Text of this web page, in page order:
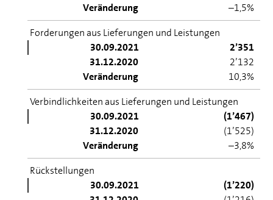
Veränderung
–1,5%
Forderungen aus Lieferungen und Leistungen
30.09.2021
2’351
31.12.2020
2’132
Veränderung
10,3%
Verbindlichkeiten aus Lieferungen und Leistungen
30.09.2021
(1’467)
31.12.2020
(1’525)
Veränderung
–3,8%
Rückstellungen
30.09.2021
(1’220)